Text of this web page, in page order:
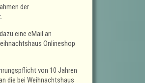
der
eine eMail an
Onlineshop
von 10 Jahren
die bei Weihnachtshaus